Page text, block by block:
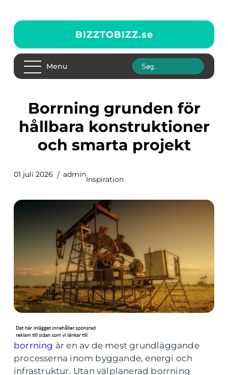
BIZZTOBIZZ.se
Menu
Borrning grunden för
hållbara konstruktioner
och smarta projekt
01 juli 2026 admin
Inspiration
borrning är en av de mest grundläggande
processerna inom byggande, energi och
infrastruktur. Utan välplanerad borrning